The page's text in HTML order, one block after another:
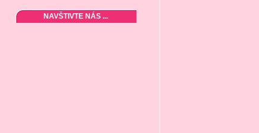
NAVŠTIVTE NÁS ...